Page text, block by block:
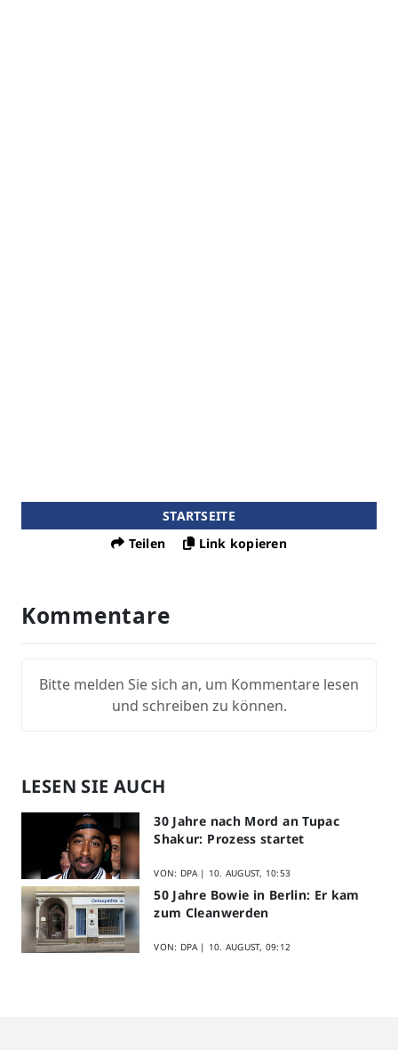
STARTSEITE
Teilen
Link kopieren
Kommentare
Bitte melden Sie sich an, um Kommentare lesen
und schreiben zu können.
LESEN SIE AUCH
30 Jahre nach Mord an Tupac
Shakur: Prozess startet
VON: DPA | 10. AUGUST, 10:53
50 Jahre Bowie in Berlin: Er kam
zum Cleanwerden
VON: DPA | 10. AUGUST, 09:12